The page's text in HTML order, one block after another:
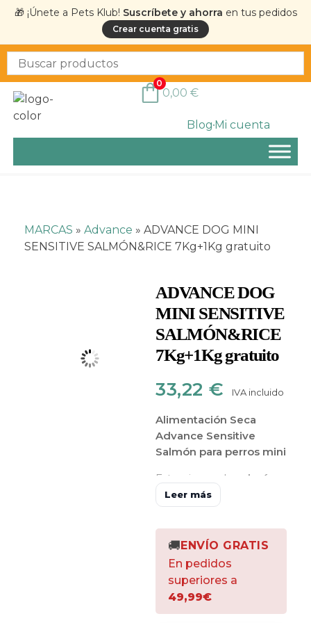
🎁 ¡Únete a Pets Klub! Suscríbete y ahorra en tus pedidos
Crear cuenta gratis
BlogMi cuenta
0
0,00 €
MARCAS » Advance » ADVANCE DOG MINI
SENSITIVE SALMÓN&RICE 7Kg+1Kg gratuito
ADVANCE DOG
MINI SENSITIVE
SALMÓN&RICE
7Kg+1Kg gratuito
33,22 € IVA incluido
Alimentación Seca
Advance Sensitive
Salmón para perros mini
Este pienso de
salmón y
arrozes un alimento
formulado
específicamente para
aquellos perros que
tienen sensibilidades
alimentarias
a las proteínas
cárnicas
Leer más
🚚 ENVÍO GRATIS
En pedidos
superiores a
49,99€